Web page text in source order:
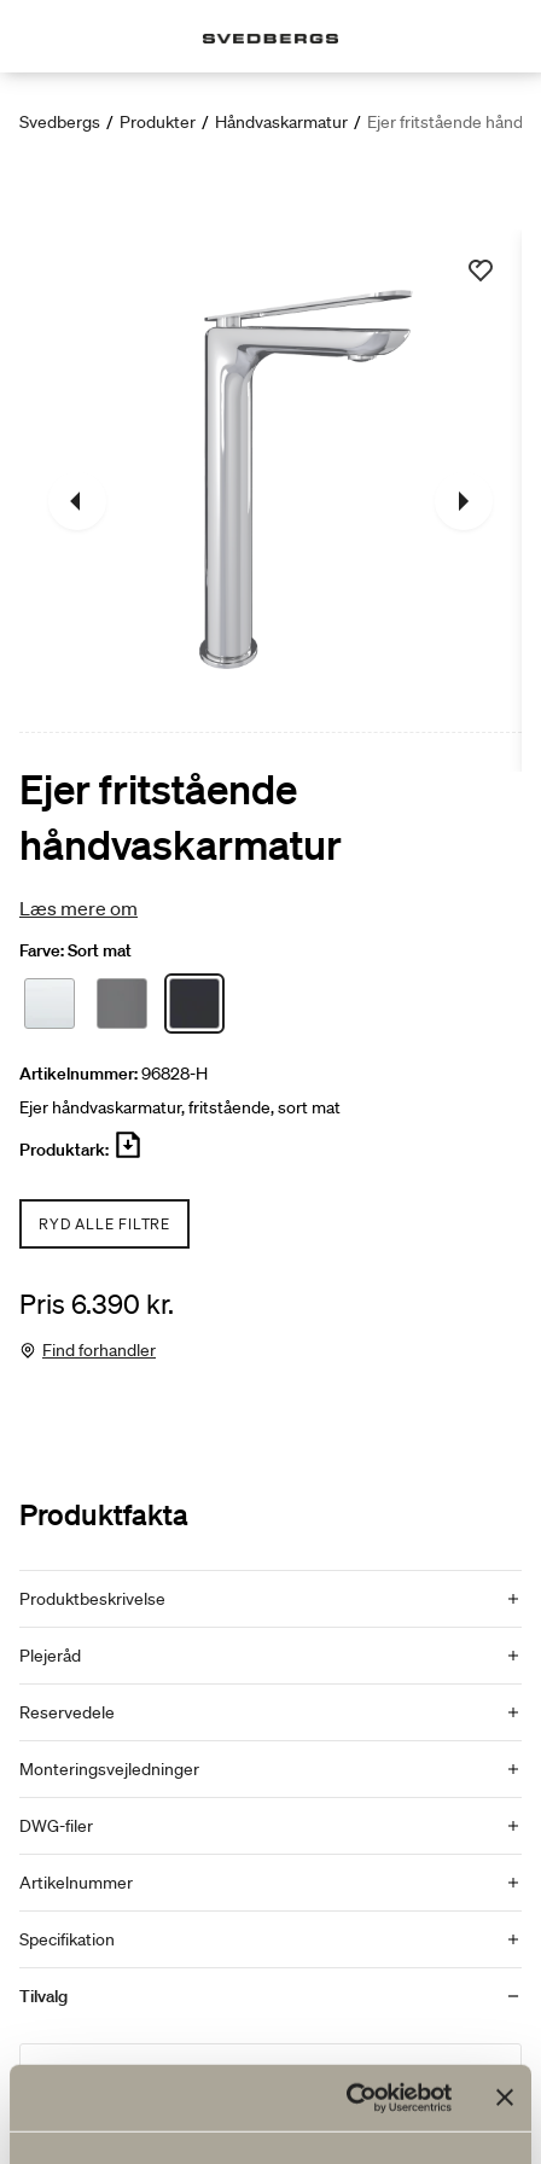
Svedbergs / Produkter / Håndvaskarmatur / Ejer fritstående
Ejer fritstående
håndvaskarmatur
Læs mere om
Farve:Sort mat
Artikelnummer:96828-H
Ejer håndvaskarmatur, fritstående, sort mat
Produktark:
RYD ALLE FILTRE
Pris 6.390 kr.
Find forhandler
Produktfakta
Produktbeskrivelse
Plejeråd
Reservedele
Monteringsvejledninger
DWG-filer
Artikelnummer
Specifikation
Tilvalg